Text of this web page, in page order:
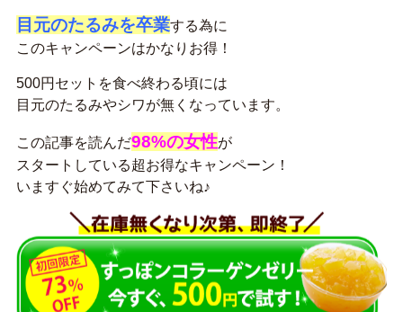
目元のたるみを卒業する為に
このキャンペーンはかなりお得！
500円セットを食べ終わる頃には
目元のたるみやシワが無くなっています。
この記事を読んだ98%の女性が
スタートしている超お得なキャンペーン！
いますぐ始めてみて下さいね♪